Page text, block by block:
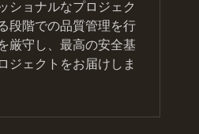
ショナルなプロジェク
段階での品質管理を行
厳守し、最高の安全基
ジェクトをお届けしま